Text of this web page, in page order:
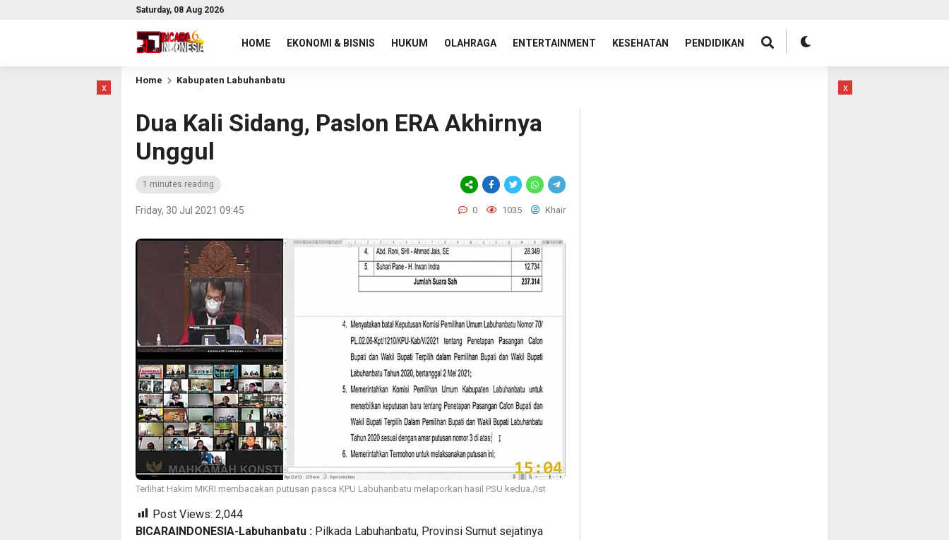
Saturday, 08 Aug 2026
HOME EKONOMI & BISNIS HUKUM OLAHRAGA ENTERTAINMENT KESEHATAN PENDIDIKAN
x
Home Kabupaten Labuhanbatu
Dua Kali Sidang, Paslon ERA Akhirnya
Unggul
1 minutes reading
Friday, 30 Jul 2021 09:45 0 1035 Khair
Terlihat Hakim MKRI membacakan putusan pasca KPU Labuhanbatu melaporkan hasil PSU kedua./Ist
Post Views: 2,044
BICARAINDONESIA-Labuhanbatu : Pilkada Labuhanbatu, Provinsi Sumut sejatinya
x